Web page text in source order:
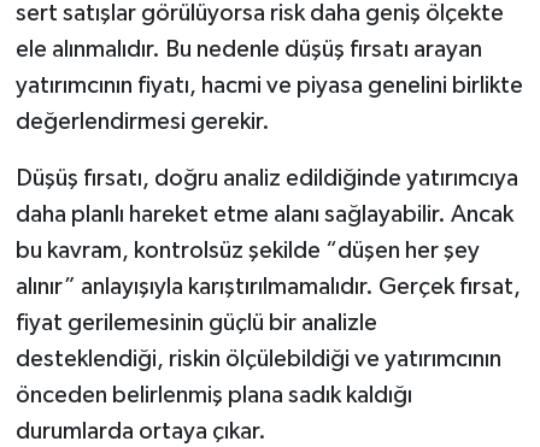
sert satışlar görülüyorsa risk daha geniş ölçekte
ele alınmalıdır. Bu nedenle düşüş fırsatı arayan
yatırımcının fiyatı, hacmi ve piyasa genelini birlikte
değerlendirmesi gerekir.
Düşüş fırsatı, doğru analiz edildiğinde yatırımcıya
daha planlı hareket etme alanı sağlayabilir. Ancak
bu kavram, kontrolsüz şekilde “düşen her şey
alınır” anlayışıyla karıştırılmamalıdır. Gerçek fırsat,
fiyat gerilemesinin güçlü bir analizle
desteklendiği, riskin ölçülebildiği ve yatırımcının
önceden belirlenmiş plana sadık kaldığı
durumlarda ortaya çıkar.